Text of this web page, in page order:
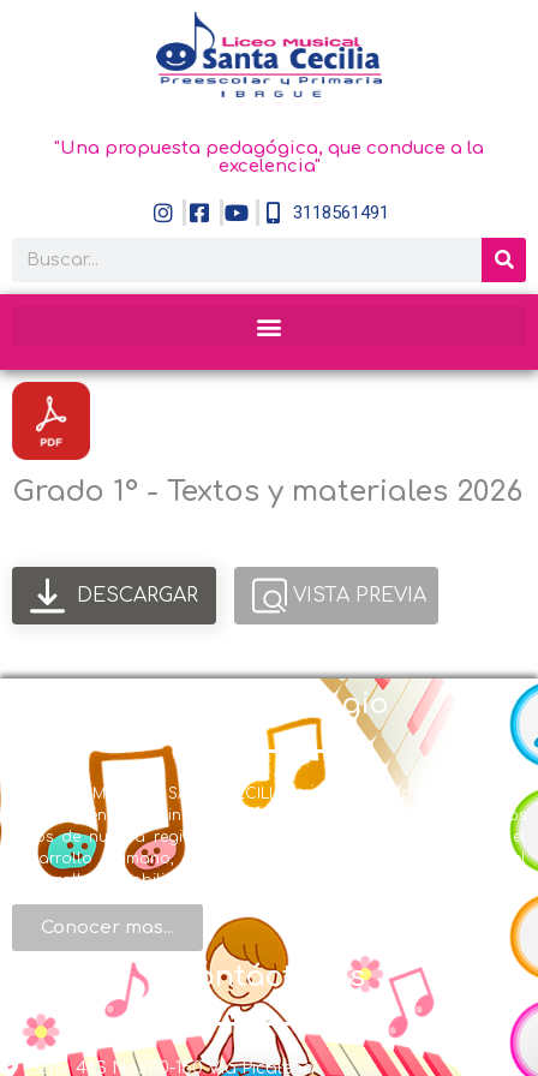
"Una propuesta pedagógica, que conduce a la
excelencia"
3118561491
Grado 1° - Textos y materiales 2026
DESCARGAR VISTA PREVIA
Nuestro Colegio
EL LICEO MUSICAL SANTA CECILIA con Modalidad en Educación
Musical y énfasis en inglés se creó en la búsqueda de ofrecer a los
niños de nuestra región una formación integral, centrada en el
desarrollo humano, de valores, de conocimientos y en el
desarrollo de habilidades artísticas.
Conocer mas...
Contáctenos
Cra. 48S No. 110-150 Vía Picaleña